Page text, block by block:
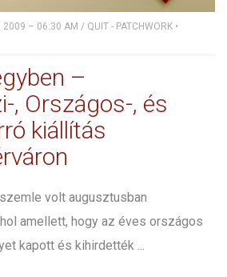
2009 – 06:30 AM / QUIT - PATCHWORK •
–
, Országos-, és
kiállítás
volt augusztusban
amellett, hogy az éves országos
kapott és kihirdették ...